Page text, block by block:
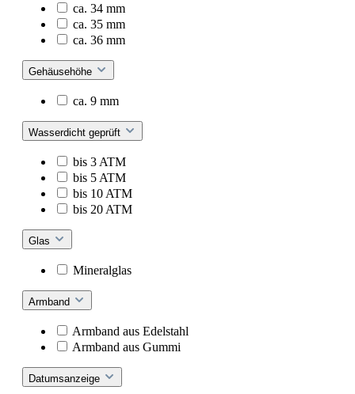
ca. 34 mm
ca. 35 mm
ca. 36 mm
Gehäusehöhe
ca. 9 mm
Wasserdicht geprüft
bis 3 ATM
bis 5 ATM
bis 10 ATM
bis 20 ATM
Glas
Mineralglas
Armband
Armband aus Edelstahl
Armband aus Gummi
Datumsanzeige